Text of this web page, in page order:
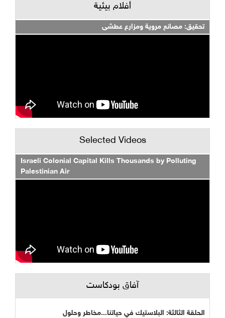
أفلام بيئية
تحقيق: مصانع مروية ومزارع عطشى
Selected Videos
Israeli Colonial Capital Kills Thousands by Polluting
Palestinian Air
آفاق بودكاست
الحلقة الثالثة: البلاستيك في حياتنا...مخاطر وحلول